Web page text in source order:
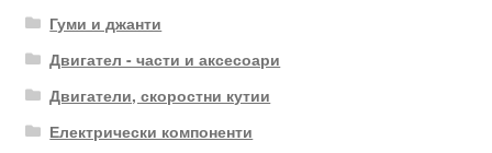
Гуми и джанти
Двигател - части и аксесоари
Двигатели, скоростни кутии
Електрически компоненти